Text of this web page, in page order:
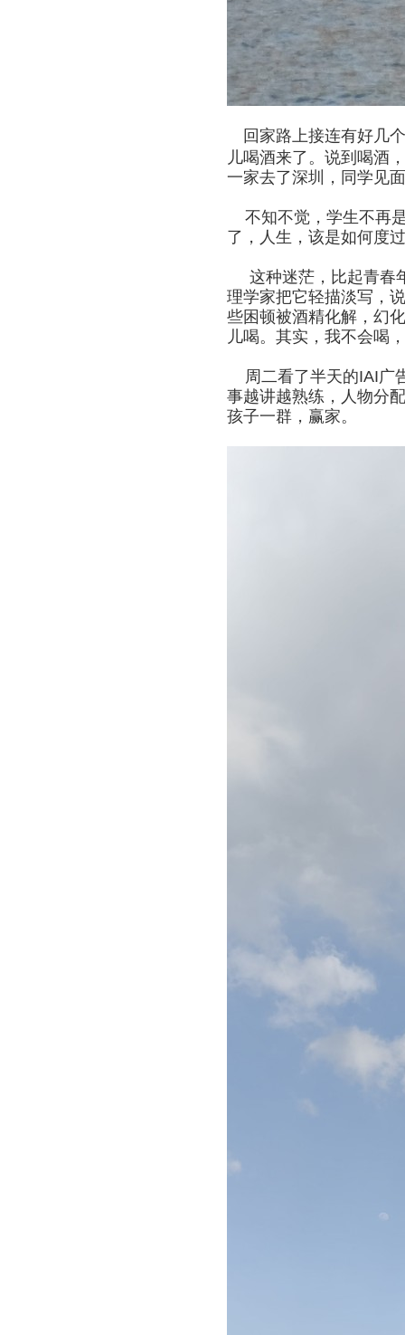
回家路上接连有好几
儿喝酒来了。说到喝酒
一家去了深圳，同学见
不知不觉，学生不再
了，人生，该是如何度
这种迷茫，比起青春
理学家把它轻描淡写，
些困顿被酒精化解，幻
儿喝。其实，我不会喝
周二看了半天的IAI广
事越讲越熟练，人物分
孩子一群，赢家。